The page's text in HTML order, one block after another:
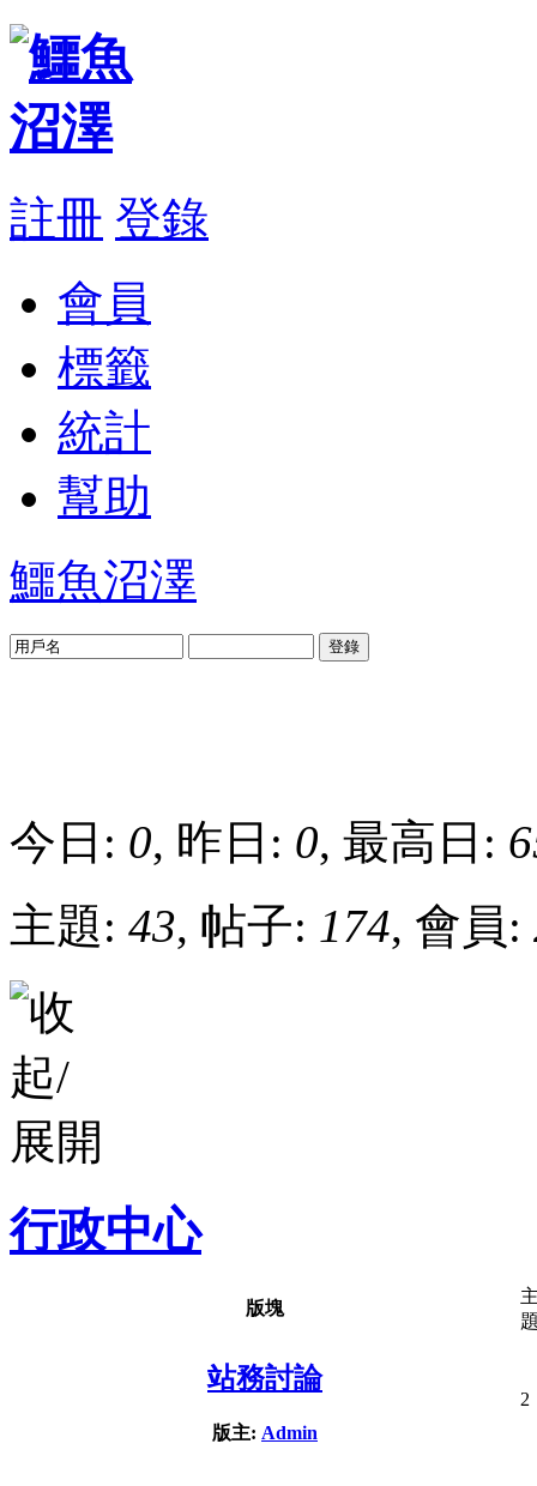
註冊 登錄
會員
標籤
統計
幫助
鱷魚沼澤
登錄
今日: 0, 昨日: 0, 最高日:
主題: 43, 帖子: 174, 會員:
行政中心
版塊
站務討論
版主: Admin
2